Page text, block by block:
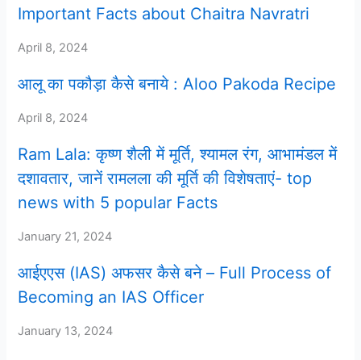
Important Facts about Chaitra Navratri
April 8, 2024
आलू का पकौड़ा कैसे बनाये : Aloo Pakoda Recipe
April 8, 2024
Ram Lala: कृष्ण शैली में मूर्ति, श्यामल रंग, आभामंडल में
दशावतार, जानें रामलला की मूर्ति की विशेषताएं- top
news with 5 popular Facts
January 21, 2024
आईएएस (IAS) अफसर कैसे बने – Full Process of
Becoming an IAS Officer
January 13, 2024